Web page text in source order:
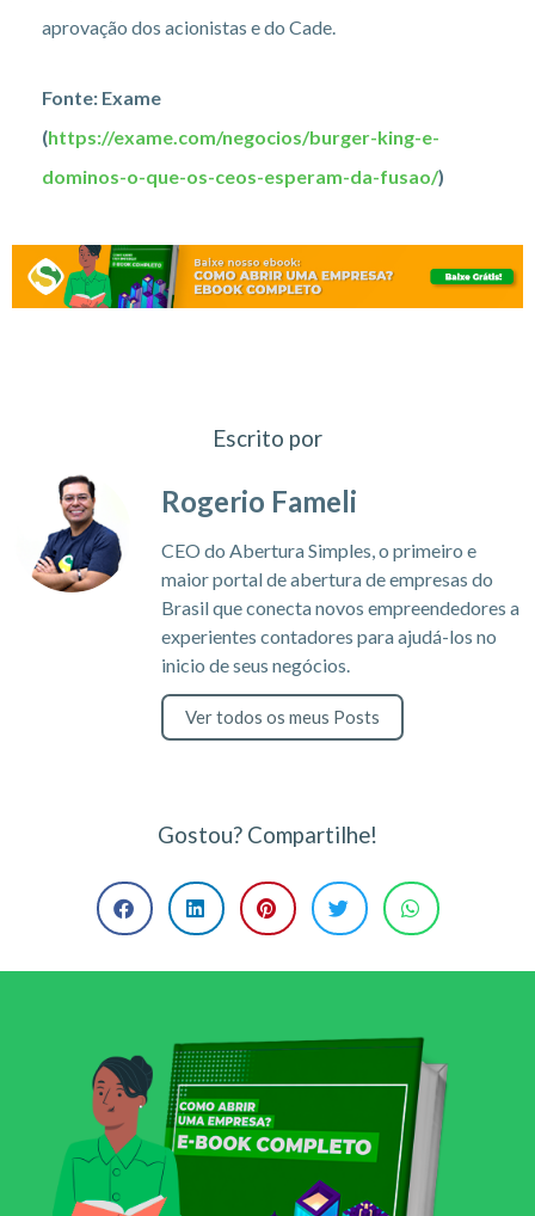
aprovação dos acionistas e do Cade.
Fonte: Exame
(https://exame.com/negocios/burger-king-e-
dominos-o-que-os-ceos-esperam-da-fusao/)
Escrito por
Rogerio Fameli
CEO do Abertura Simples, o primeiro e
maior portal de abertura de empresas do
Brasil que conecta novos empreendedores a
experientes contadores para ajudá-los no
inicio de seus negócios.
Ver todos os meus Posts
Gostou? Compartilhe!